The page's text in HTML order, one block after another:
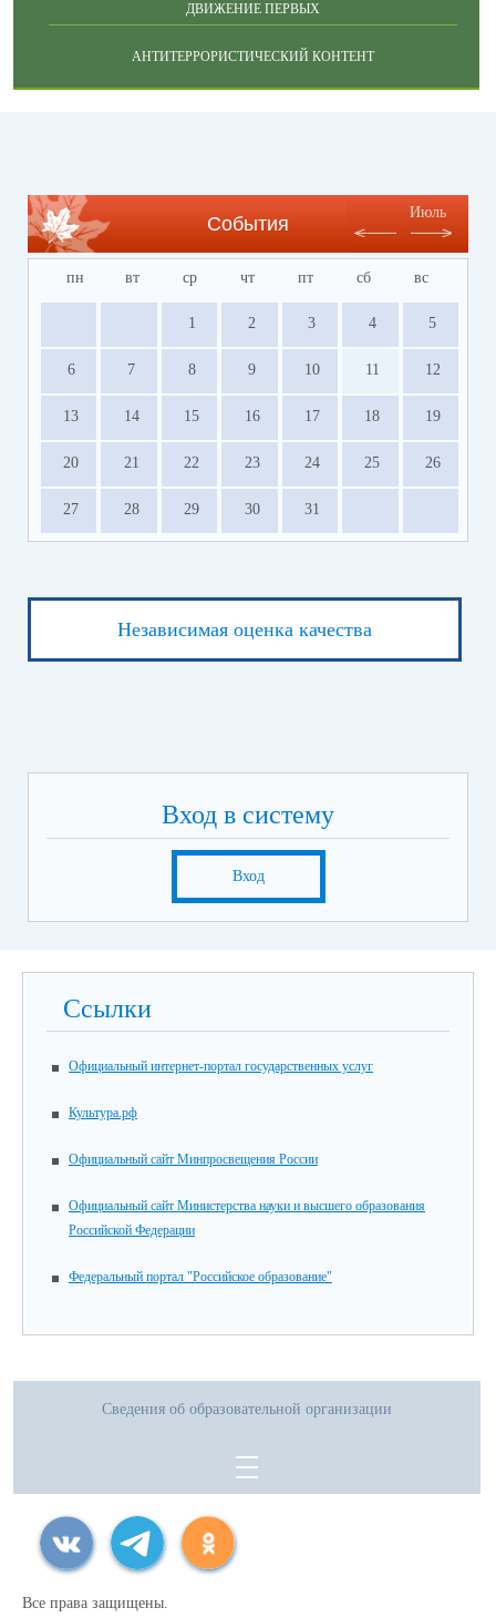
ДВИЖЕНИЕ ПЕРВЫХ
АНТИТЕРРОРИСТИЧЕСКИЙ КОНТЕНТ
События
Июль
пн вт ср чт пт сб вс
1 2 3 4 5
6 7 8 9 10 11 12
13 14 15 16 17 18 19
20 21 22 23 24 25 26
27 28 29 30 31
Независимая оценка качества
Вход в систему
Вход
Ссылки
Официальный интернет-портал государственных услуг
Культура.рф
Официальный сайт Минпросвещения России
Официальный сайт Министерства науки и высшего образования
Российской Федерации
Федеральный портал "Российское образование"
Сведения об образовательной организации
Все права защищены.